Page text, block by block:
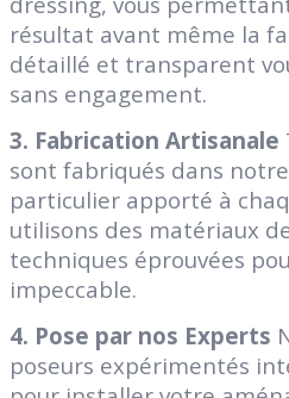
résultat avant même la
détaillé et transparent
sans engagement.
3. Fabrication Artisanale
sont fabriqués dans
particulier apporté à
utilisons des matériaux
techniques éprouvées
impeccable.
4. Pose par nos Experts
poseurs expérimentés